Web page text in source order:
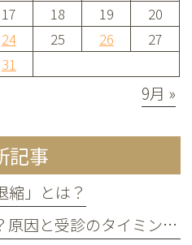
17 18 19
20
24 25 26
27
31
9月 »
記事
縮」とは？
永久歯が生えてこない？原因と受診のタイミングについて